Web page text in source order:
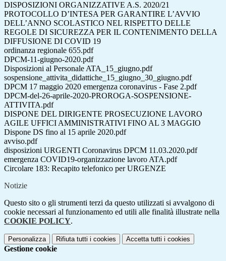
DISPOSIZIONI ORGANIZZATIVE A.S. 2020/21
PROTOCOLLO D’INTESA PER GARANTIRE L’AVVIO
DELL’ANNO SCOLASTICO NEL RISPETTO DELLE
REGOLE DI SICUREZZA PER IL CONTENIMENTO DELLA
DIFFUSIONE DI COVID 19
ordinanza regionale 655.pdf
DPCM-11-giugno-2020.pdf
Disposizioni al Personale ATA_15_giugno.pdf
sospensione_attivita_didattiche_15_giugno_30_giugno.pdf
DPCM 17 maggio 2020 emergenza coronavirus - Fase 2.pdf
DPCM-del-26-aprile-2020-PROROGA-SOSPENSIONE-
ATTIVITA.pdf
DISPONE DEL DIRIGENTE PROSECUZIONE LAVORO
AGILE UFFICI AMMINISTRATIVI FINO AL 3 MAGGIO
Dispone DS fino al 15 aprile 2020.pdf
avviso.pdf
disposizioni URGENTI Coronavirus DPCM 11.03.2020.pdf
emergenza COVID19-organizzazione lavoro ATA.pdf
Circolare 183: Recapito telefonico per URGENZE
Notizie
Questo sito o gli strumenti terzi da questo utilizzati si avvalgono di
cookie necessari al funzionamento ed utili alle finalità illustrate nella
COOKIE POLICY.
Personalizza Rifiuta tutti i cookies Accetta tutti i cookies
Gestione cookie